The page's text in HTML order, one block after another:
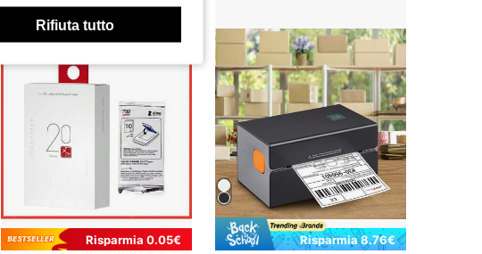
Risparmia 0.05€ Risparmia 8.76€
Rifiuta tutto